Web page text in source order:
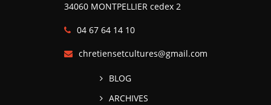
34060 MONTPELLIER cedex 2
04 67 64 14 10
chretiensetcultures@gmail.com
BLOG
ARCHIVES